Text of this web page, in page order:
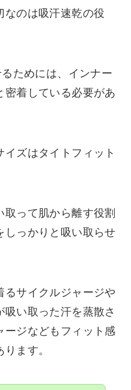
なのは吸汗速乾の役
ためには、インナー
密着している必要があ
イズはタイトフィット
って肌から離す役割
しっかりと吸い取らせ
るサイクルジャージや
い取った汗を蒸散さ
ージなどもフィット感
ます。